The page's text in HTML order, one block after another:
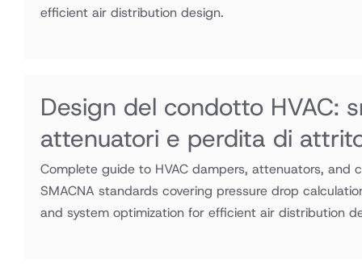
efficient air distribution design.
Design del condotto HVAC:
attenuatori e perdita di
Complete guide to HVAC dampers, attenuators, and
SMACNA standards covering pressure drop
and system optimization for efficient air distribution